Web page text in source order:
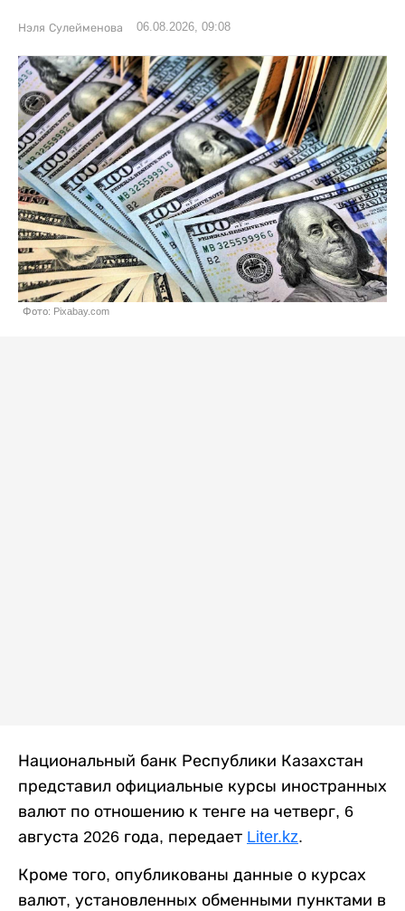
Нэля Сулейменова 06.08.2026, 09:08
Фото: Pixabay.com
Национальный банк Республики Казахстан
представил официальные курсы иностранных
валют по отношению к тенге на четверг, 6
августа 2026 года, передает Liter.kz.
Кроме того, опубликованы данные о курсах
валют, установленных обменными пунктами в